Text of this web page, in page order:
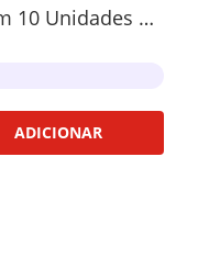
Copo Pic 300 De Acrílico Com 10 Unidades Amarelo Ouro
ADICIONAR